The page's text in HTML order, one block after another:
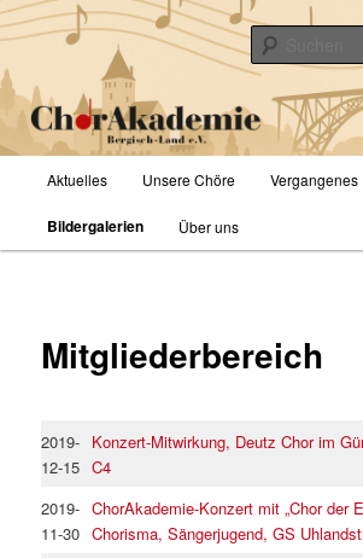
Zum
primären
Inhalt
springenChorAkademie
Aktuelles Unsere Chöre Vergangenes
Bildergalerien Über uns
Mitgliederbereich
2019-
12-15
Konzert-Mitwirkung, Deutz Chor im
C4
2019-
11-30
ChorAkademie-Konzert mit „Chor der
Chorisma, Sängerjugend, GS